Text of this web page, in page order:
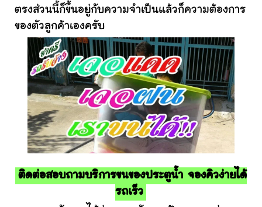
ตรงส่วนนี้ก็ขึ้นอยู่กับความจำเป็นแล้วก็ความต้องการ
ของตัวลูกค้าเองครับ
ติดต่อสอบถามบริการขนของประตูน้ำ จองคิวง่ายได้
รถเร็ว